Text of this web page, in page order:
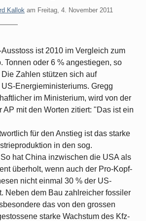
Kallok am Freitag, 4. November 2011
ist 2010 im Vergleich zum
Tonnen oder 6 % angestiegen, so
Zahlen stützen sich auf
Energieministeriums. Gregg
im Ministerium, wird von der
AP mit den Worten zitiert: "Das ist ein
für den Anstieg ist das starke
in den sog.
hat China inzwischen die USA als
überholt, wenn auch der Pro-Kopf-
nicht einmal 30 % der US-
Neben dem Bau zahlreicher fossiler
das von den grossen
starke Wachstum des Kfz-